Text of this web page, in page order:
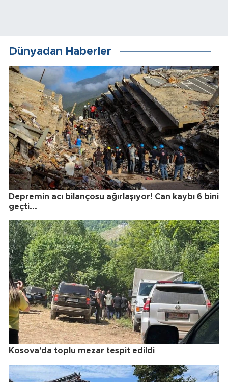
Dünyadan Haberler
Depremin acı bilançosu ağırlaşıyor! Can kaybı 6 bini
geçti...
Kosova'da toplu mezar tespit edildi